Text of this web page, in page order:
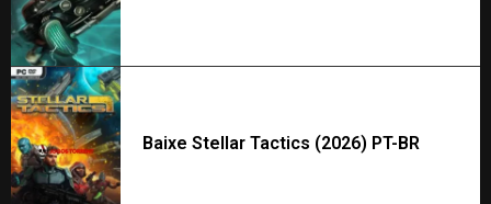
Baixe Stellar Tactics (2026) PT-BR